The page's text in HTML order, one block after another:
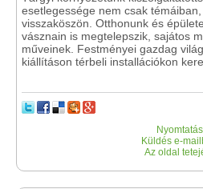
esetlegessége nem csak
visszaköszön. Otthonunk és
vásznain is megtelepszik, sajátos
műveinek. Festményei gazdag
kiállításon térbeli installációkon
Nyomtatás
Küldés e-
Az oldal